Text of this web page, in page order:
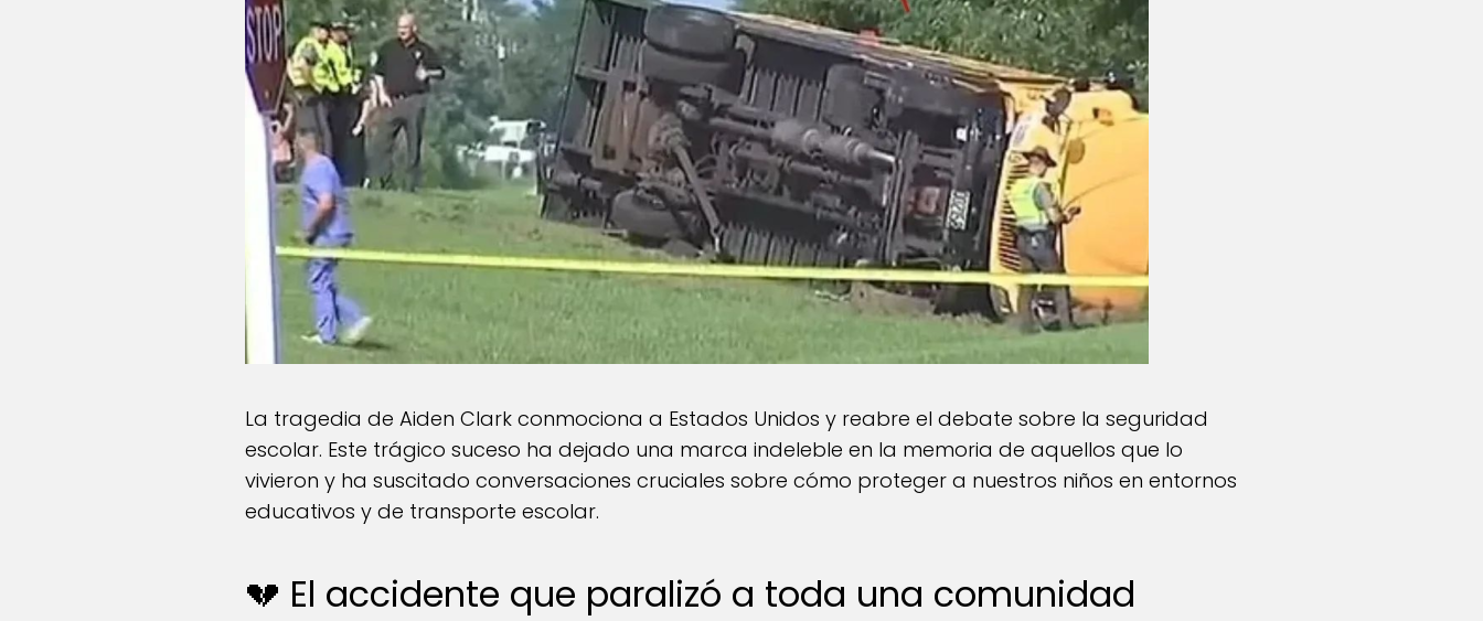
La tragedia de Aiden Clark conmociona a Estados Unidos y reabre el debate sobre la seguridad
escolar. Este trágico suceso ha dejado una marca indeleble en la memoria de aquellos que lo
vivieron y ha suscitado conversaciones cruciales sobre cómo proteger a nuestros niños en entornos
educativos y de transporte escolar.
💔 El accidente que paralizó a toda una comunidad